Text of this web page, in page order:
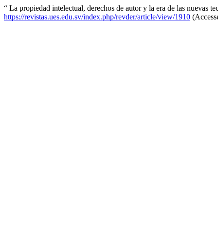
“ La propiedad intelectual, derechos de autor y la era de las nuevas
https://revistas.ues.edu.sv/index.php/revder/article/view/1910